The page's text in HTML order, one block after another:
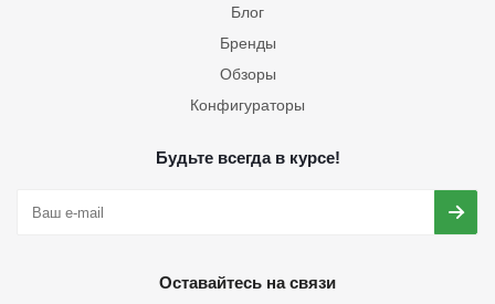
Блог
Бренды
Обзоры
Конфигураторы
Будьте всегда в курсе!
Оставайтесь на связи